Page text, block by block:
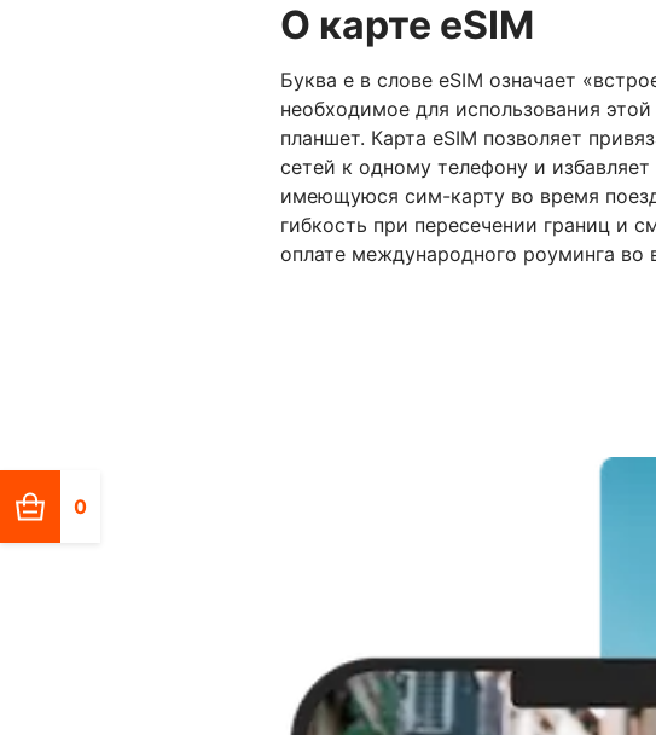
0
О карте eSIM
Буква е в слове eSIM означает
необходимое для использования
планшет. Карта eSIM позволяет
сетей к одному телефону и
имеющуюся сим-карту во время
гибкость при пересечении границ и
оплате международного роуминга во